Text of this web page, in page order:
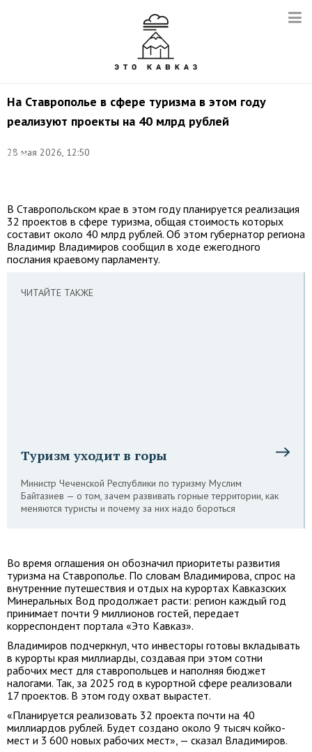
На Ставрополье в сфере туризма в этом году
реализуют проекты на 40 млрд рублей
28 мая 2026, 12:50
Денис
В Ставропольском крае в этом году планируется реализация
32 проектов в сфере туризма, общая стоимость которых
составит около 40 млрд рублей. Об этом губернатор региона
Владимир Владимиров сообщил в ходе ежегодного
послания краевому парламенту.
ЧИТАЙТЕ ТАКЖЕ
Туризм уходит в горы
Министр Чеченской Республики по туризму Муслим
Байтазиев — о том, зачем развивать горные территории, как
меняются туристы и почему за них надо бороться
Во время оглашения он обозначил приоритеты развития
туризма на Ставрополье. По словам Владимирова, спрос на
внутренние путешествия и отдых на курортах Кавказских
Минеральных Вод продолжает расти: регион каждый год
принимает почти 9 миллионов гостей, передает
корреспондент портала «Это Кавказ».
Владимиров подчеркнул, что инвесторы готовы вкладывать
в курорты края миллиарды, создавая при этом сотни
рабочих мест для ставропольцев и наполняя бюджет
налогами. Так, за 2025 год в курортной сфере реализовали
17 проектов. В этом году охват вырастет.
«Планируется реализовать 32 проекта почти на 40
миллиардов рублей. Будет создано около 9 тысяч койко-
мест и 3 600 новых рабочих мест», — сказал Владимиров.